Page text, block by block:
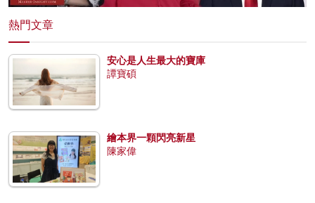
熱門文章
安心是人生最大的寶庫
譚寶碩
繪本界一顆閃亮新星
陳家偉